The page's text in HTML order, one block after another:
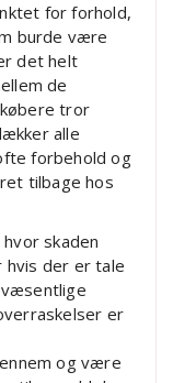
for forhold,
burde være
det helt
de
tror
alle
forbehold og
tilbage hos
skaden
hvis der er tale
er
og være